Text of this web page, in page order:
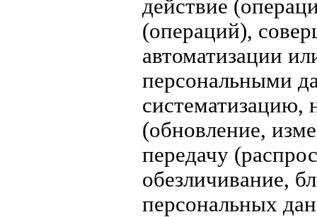
действие
(операций),
автоматизации
персональными
систематизацию,
(обновление,
передачу
обезличивание,
персональных